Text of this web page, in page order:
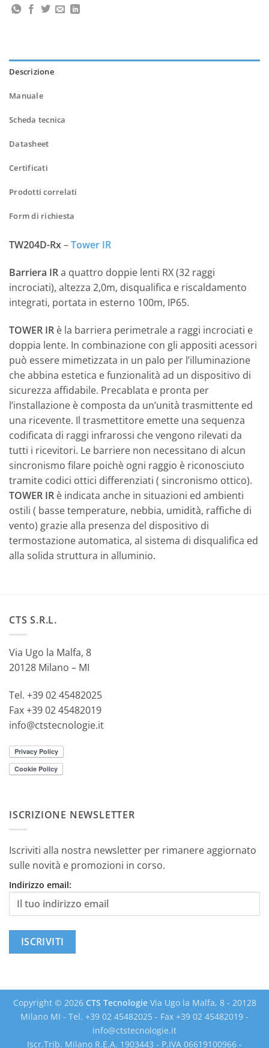
Descrizione
Manuale
Scheda tecnica
Datasheet
Certificati
Prodotti correlati
Form di richiesta
TW204D-Rx–Tower IR
Barriera IRa quattro doppie lenti RX (32 raggi
incrociati), altezza 2,0m, disqualifica e riscaldamento
integrati, portata in esterno 100m, IP65.
TOWER IR è la barriera perimetrale a raggi incrociati e
doppia lente. In combinazione con gli appositi acessori
può essere mimetizzata in un palo per l’illuminazione
che abbina estetica e funzionalità ad un dispositivo di
sicurezza affidabile. Precablata e pronta per
l’installazione è composta da un’unità trasmittente ed
una ricevente. Il trasmettitore emette una sequenza
codificata di raggi infrarossi che vengono rilevati da
tutti i ricevitori. Le barriere non necessitano di alcun
sincronismo filare poichè ogni raggio è riconosciuto
tramite codici ottici differenziati ( sincronismo ottico).
TOWER IR è indicata anche in situazioni ed ambienti
ostili ( basse temperature, nebbia, umidità, raffiche di
vento) grazie alla presenza del dispositivo di
termostazione automatica, al sistema di disqualifica ed
alla solida struttura in alluminio.
CTS S.R.L.
Via Ugo la Malfa, 8
20128 Milano – MI
Tel. +39 02 45482025
Fax +39 02 45482019
info@ctstecnologie.it
ISCRIZIONE NEWSLETTER
Iscriviti alla nostra newsletter per rimanere aggiornato
sulle novità e promozioni in corso.
Indirizzo email:
Copyright © 2026 CTS Tecnologie Via Ugo la Malfa, 8 - 20128
Milano MI - Tel. +39 02 45482025 - Fax +39 02 45482019 -
info@ctstecnologie.it
Iscr.Trib. Milano R.E.A. 1903443 - P.IVA 06619100966 -